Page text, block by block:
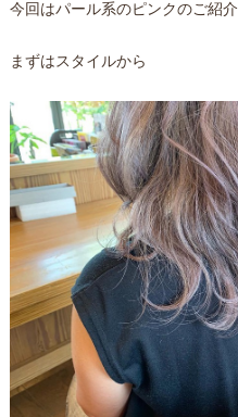
今回はパール系のピンクのご紹介
まずはスタイルから